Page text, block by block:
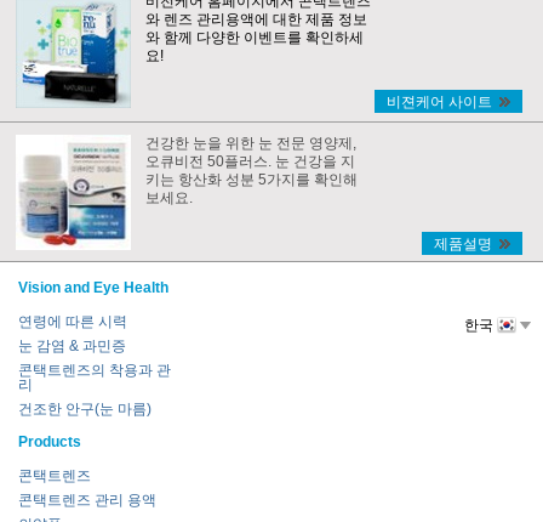
와 렌즈 관리용액에 대한 제품 정보
와 함께 다양한 이벤트를 확인하세
요!
비젼케어 사이트
건강한 눈을 위한 눈 전문 영양제,
오큐비전 50플러스. 눈 건강을 지
키는 항산화 성분 5가지를 확인해
보세요.
제품설명
Vision and Eye Health
연령에 따른 시력
눈 감염 & 과민증
콘택트렌즈의 착용과 관
리
건조한 안구(눈 마름)
Products
콘택트렌즈
콘택트렌즈 관리 용액
한국